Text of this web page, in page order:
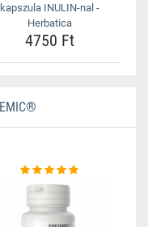
kapszula INULIN-nal -
Herbatica
4750 Ft